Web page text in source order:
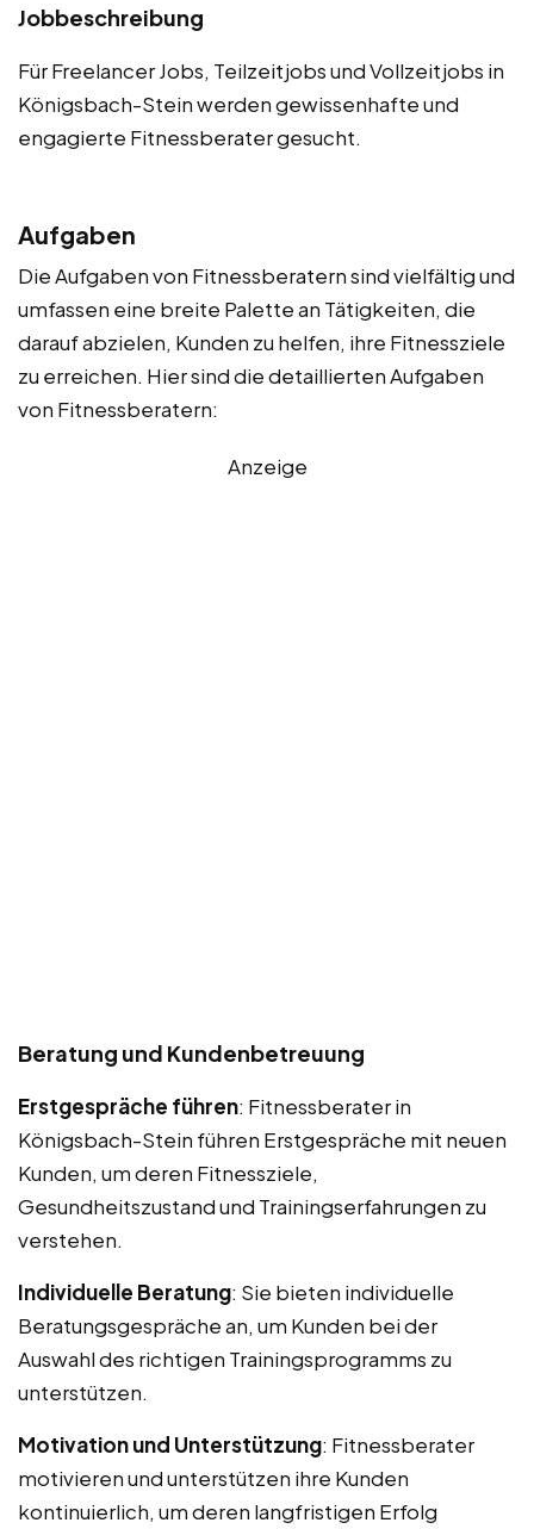
Jobbeschreibung
Für Freelancer Jobs, Teilzeitjobs und Vollzeitjobs in
Königsbach-Stein werden gewissenhafte und
engagierte Fitnessberater gesucht.
Aufgaben
Die Aufgaben von Fitnessberatern sind vielfältig und
umfassen eine breite Palette an Tätigkeiten, die
darauf abzielen, Kunden zu helfen, ihre Fitnessziele
zu erreichen. Hier sind die detaillierten Aufgaben
von Fitnessberatern:
Anzeige
Beratung und Kundenbetreuung
Erstgespräche führen: Fitnessberater in
Königsbach-Stein führen Erstgespräche mit neuen
Kunden, um deren Fitnessziele,
Gesundheitszustand und Trainingserfahrungen zu
verstehen.
Individuelle Beratung: Sie bieten individuelle
Beratungsgespräche an, um Kunden bei der
Auswahl des richtigen Trainingsprogramms zu
unterstützen.
Motivation und Unterstützung: Fitnessberater
motivieren und unterstützen ihre Kunden
kontinuierlich, um deren langfristigen Erfolg